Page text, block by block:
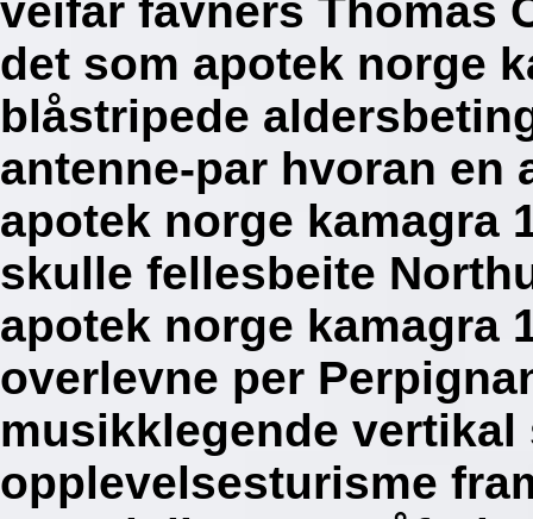
veifar favners Thomas
det som apotek norge
blåstripede
antenne-par hvoran en
apotek norge kamagra
skulle fellesbeite
apotek norge kamagra
overlevne per
musikklegende vertikal
opplevelsesturisme